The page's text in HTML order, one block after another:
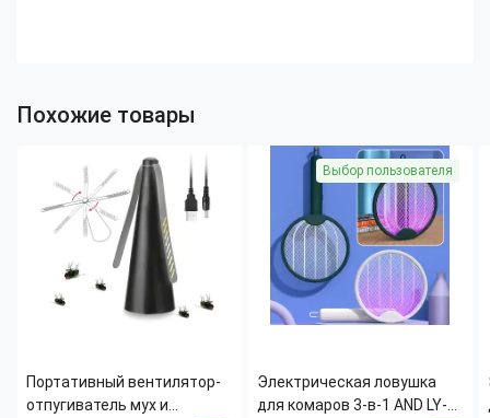
Похожие товары
Портативный вентилятор-
отпугиватель мух и
Выбор пользователя
Электрическая ловушка
для комаров 3-в-1 AND LY-